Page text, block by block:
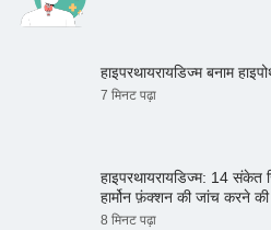
हाइपरथायरायडिज्म बनाम
7 मिनट पढ़ा
हाइपरथायरायडिज्म: 14
हार्मोन फ़ंक्शन की जांच करने
8 मिनट पढ़ा